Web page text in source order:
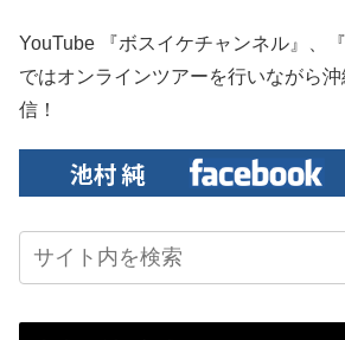
YouTube 『ボスイケチャンネル』、
ではオンラインツアーを行いながら
信！